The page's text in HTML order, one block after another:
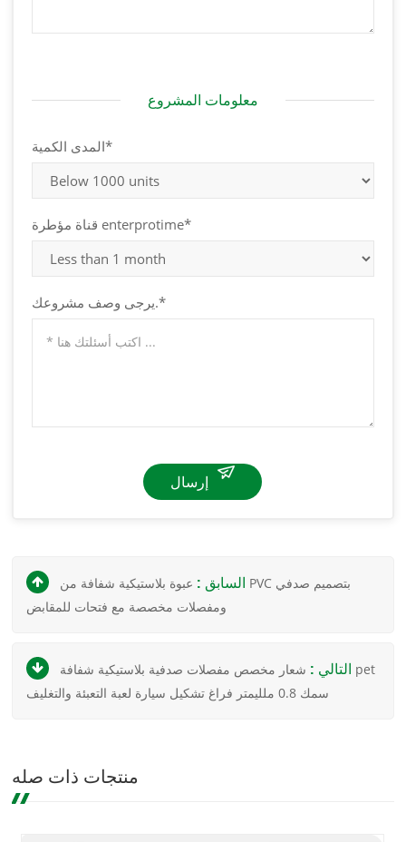
معلومات المشروع
المدى الكمية*
قناة مؤطرة enterprotime*
يرجى وصف مشروعك.*
إرسال
السابق : عبوة بلاستيكية شفافة من PVC بتصميم صدفي
ومفصلات مخصصة مع فتحات للمقابض
التالي : شعار مخصص مفصلات صدفية بلاستيكية شفافة pet
سمك 0.8 ملليمتر فراغ تشكيل سيارة لعبة التعبئة والتغليف
منتجات ذات صله